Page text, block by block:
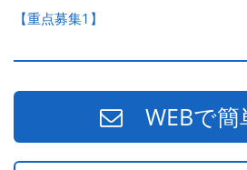
【重点募集1】
WEBで簡